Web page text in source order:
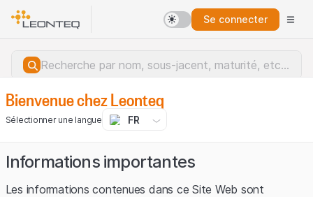
Se connecter
Bienvenue chez Leonteq
Sélectionner une langue FR
Informations importantes
Les informations contenues dans ce Site Web sont